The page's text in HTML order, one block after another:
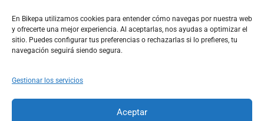
En Bikepa utilizamos cookies para entender cómo navegas por nuestra web
y ofrecerte una mejor experiencia. Al aceptarlas, nos ayudas a optimizar el
sitio. Puedes configurar tus preferencias o rechazarlas si lo prefieres, tu
navegación seguirá siendo segura.
Gestionar los servicios
Aceptar
Bikepa
Newsletter Bikepa
© 2026 Bikepa. Todos los derechos reservados.